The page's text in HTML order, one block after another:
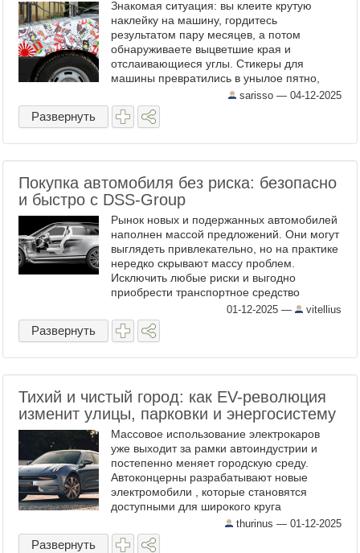
Знакомая ситуация: вы клеите крутую
наклейку на машину, гордитесь
результатом пару месяцев, а потом
обнаруживаете выцветшие края и
отслаивающиеся углы. Стикеры для
машины превратились в унылое пятно,
портящее внешний вид авто. Если вы
когда-либо сталкивались с этим
разочарованием, ...
sarisso — 04-12-2025
Развернуть
Покупка автомобиля без риска: безопасно
и быстро с DSS-Group
Рынок новых и подержанных автомобилей
наполнен массой предложений. Они могут
выглядеть привлекательно, но на практике
нередко скрывают массу проблем.
Исключить любые риски и выгодно
приобрести транспортное средство
помогают профессионалы DSS-Group.
Профессиональная услуга автоподбора ...
01-12-2025 — vitellius
Развернуть
Тихий и чистый город: как EV-революция
изменит улицы, парковки и энергосистему
Массовое использование электрокаров
уже выходит за рамки автоиндустрии и
постепенно меняет городскую среду.
Автоконцерны разрабатывают новые
электромобили , которые становятся
доступными для широкого круга
покупателей. Городам же необходимо
подстраиваться под тренд. Для этого ...
thurinus — 01-12-2025
Развернуть